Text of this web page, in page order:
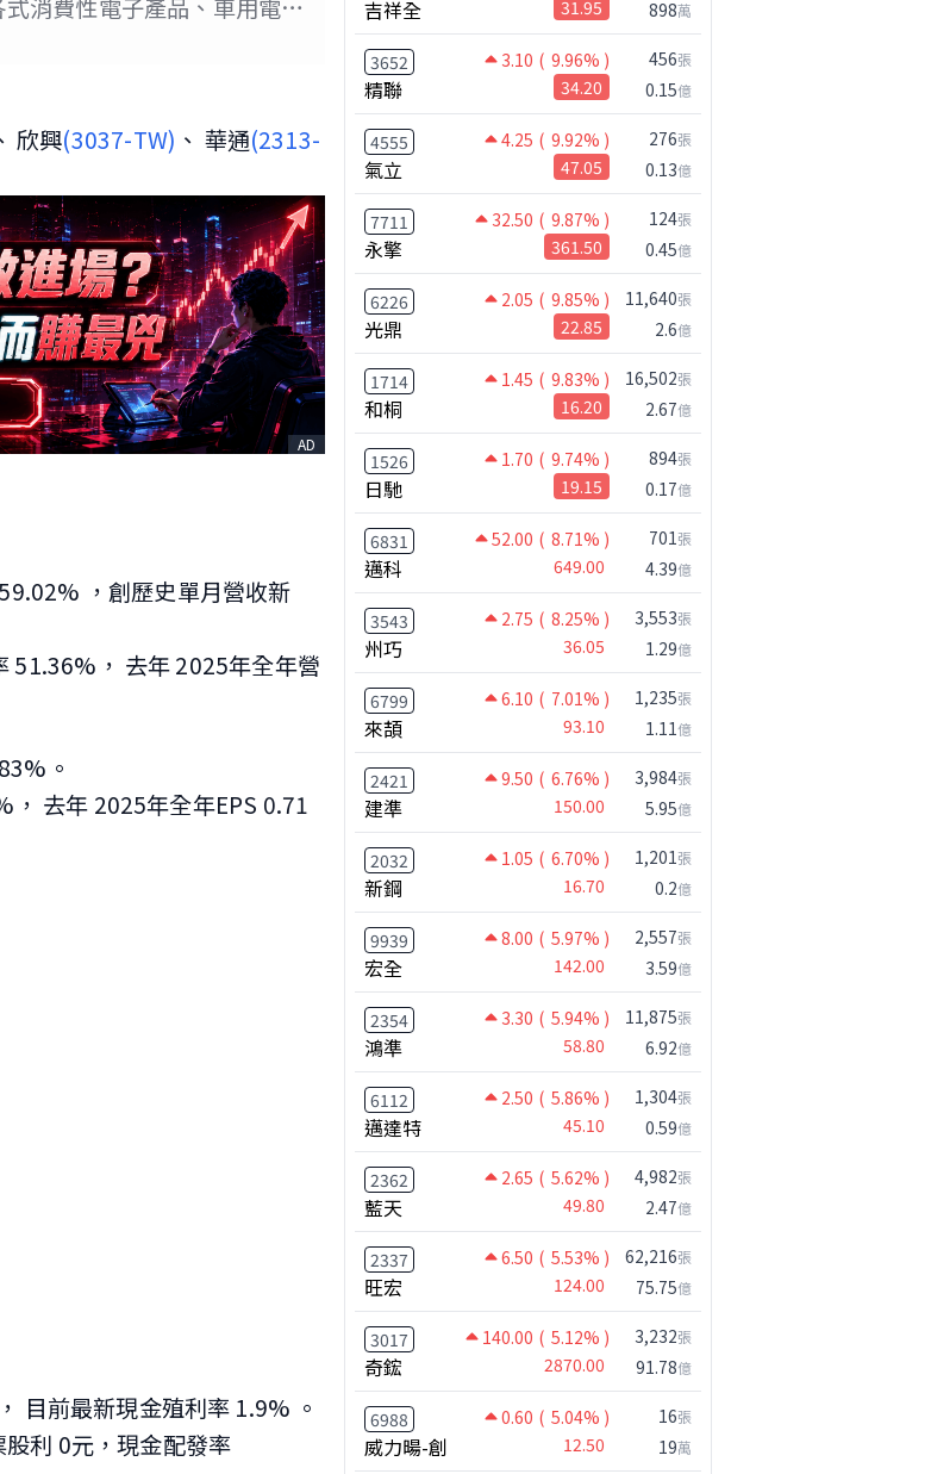
消費性電子產品、車用電子
十八日起在財團法人中華民
欣興(3037-TW) 、 華通(2313-
AD
，創歷史單月營收新
51.36%， 去年 2025年全年營
。
， 去年 2025年全年EPS 0.71
目前最新現金殖利率 1.9% 。
利 0元，現金配發率
吉祥全 31.95 898萬
3652 3.10 ( 9.96% )
精聯 34.20
456張
0.15億
4555 4.25 ( 9.92% )
氣立 47.05
276張
0.13億
7711 32.50 ( 9.87% )
永擎 361.50
124張
0.45億
6226 2.05 ( 9.85% )
光鼎 22.85
11,640張
2.6億
1714 1.45 ( 9.83% )
和桐 16.20
16,502張
2.67億
1526 1.70 ( 9.74% )
日馳 19.15
894張
0.17億
6831 52.00 ( 8.71% )
邁科 649.00
701張
4.39億
3543 2.75 ( 8.25% )
州巧 36.05
3,553張
1.29億
6799 6.10 ( 7.01% )
來頡 93.10
1,235張
1.11億
2421 9.50 ( 6.76% )
建準 150.00
3,984張
5.95億
2032 1.05 ( 6.70% )
新鋼 16.70
1,201張
0.2億
9939 8.00 ( 5.97% )
宏全 142.00
2,557張
3.59億
2354 3.30 ( 5.94% )
鴻準 58.80
11,875張
6.92億
6112 2.50 ( 5.86% )
邁達特 45.10
1,304張
0.59億
2362 2.65 ( 5.62% )
藍天 49.80
4,982張
2.47億
2337 6.50 ( 5.53% )
旺宏 124.00
62,216張
75.75億
3017 140.00 ( 5.12% )
奇鋐 2870.00
3,232張
91.78億
6988 0.60 ( 5.04% )
威力暘-創 12.50
16張
19萬